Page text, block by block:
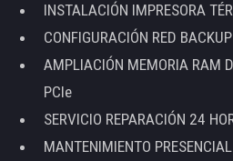
INSTALACIÓN IMPRESORA
CONFIGURACIÓN RED
AMPLIACIÓN MEMORIA RAM
PCIe
SERVICIO REPARACIÓN 24
MANTENIMIENTO